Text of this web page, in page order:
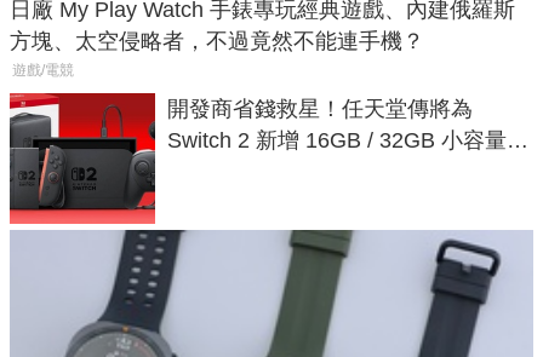
日廠 My Play Watch 手錶專玩經典遊戲、內建俄羅斯
方塊、太空侵略者，不過竟然不能連手機？
遊戲/電競
開發商省錢救星！任天堂傳將為
Switch 2 新增 16GB / 32GB 小容量遊